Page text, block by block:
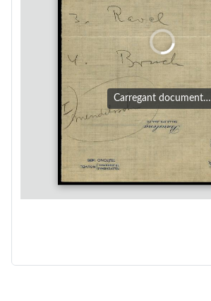
Carregant document…